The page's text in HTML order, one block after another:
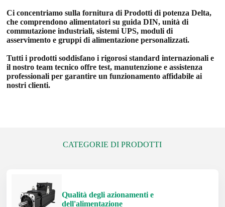
Ci concentriamo sulla fornitura diProdotti di potenza Delta,
che comprendono alimentatori su guida DIN, unità di
commutazione industriali, sistemi UPS, moduli di
asservimento e gruppi di alimentazione personalizzati.
Tutti i prodotti soddisfano i rigorosi standard internazionali e
il nostro team tecnico offre test, manutenzione e assistenza
professionali per garantire un funzionamento affidabile ai
nostri clienti.
CATEGORIE DI PRODOTTI
Qualità degli azionamenti e
dell'alimentazione